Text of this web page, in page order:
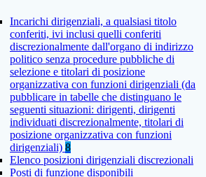
Incarichi dirigenziali, a qualsiasi titolo
conferiti, ivi inclusi quelli conferiti
discrezionalmente dall'organo di indirizzo
politico senza procedure pubbliche di
selezione e titolari di posizione
organizzativa con funzioni dirigenziali (da
pubblicare in tabelle che distinguano le
seguenti situazioni: dirigenti, dirigenti
individuati discrezionalmente, titolari di
posizione organizzativa con funzioni
dirigenziali) 8
Elenco posizioni dirigenziali discrezionali
Posti di funzione disponibili